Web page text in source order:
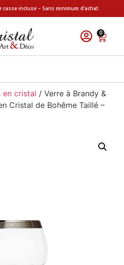
incluse – Sans minimum d’achat.
0
en cristal / Verre à Brandy &
Cristal de Bohême Taillé –